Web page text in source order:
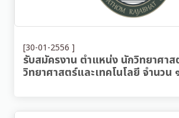
[30-01-2556 ]
รับสมัครงาน ตำแหน่ง นักวิทยาศา
วิทยาศาสตร์และเทคโนโลยี จำนวน